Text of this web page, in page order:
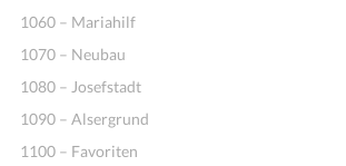
1060 – Mariahilf
1070 – Neubau
1080 – Josefstadt
1090 – Alsergrund
1100 – Favoriten